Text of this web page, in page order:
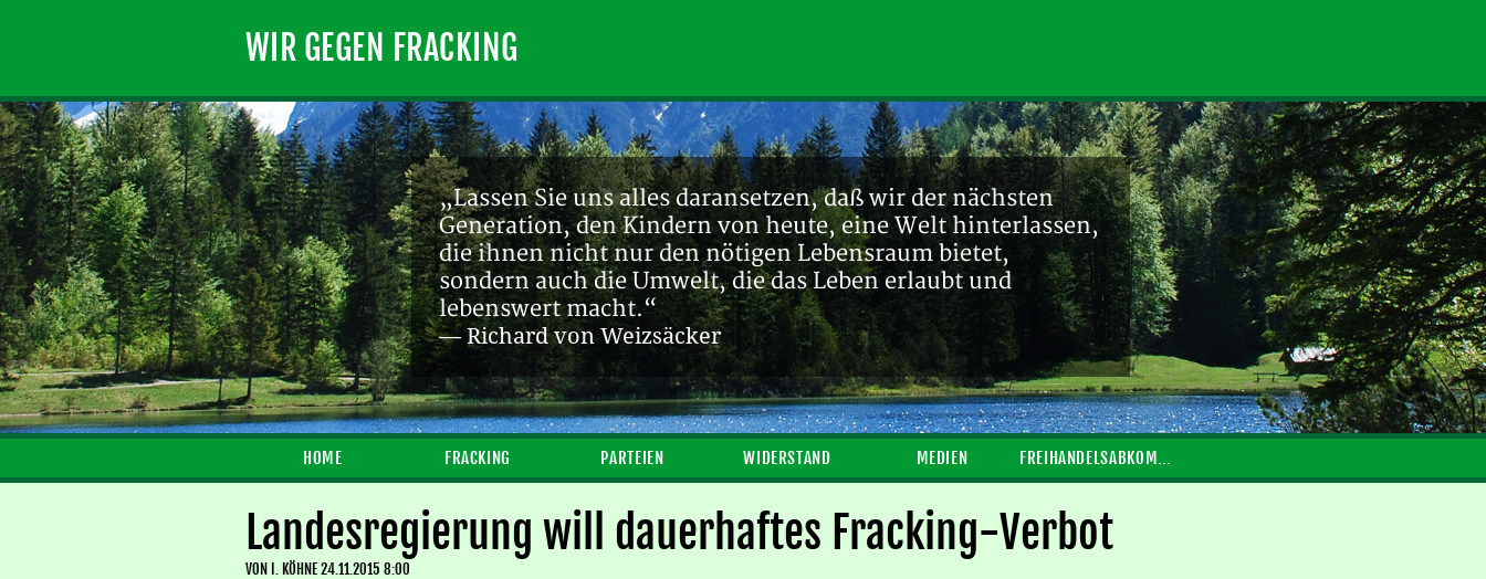
WIR GEGEN FRACKING
„Lassen Sie uns alles daransetzen, daß wir der nächsten
Generation, den Kindern von heute, eine Welt hinterlassen,
die ihnen nicht nur den nötigen Lebensraum bietet,
sondern auch die Umwelt, die das Leben erlaubt und
lebenswert macht.“
— Richard von Weizsäcker
HOME FRACKING PARTEIEN WIDERSTAND MEDIEN FREIHANDELSABKOMMEN
Landesregierung will dauerhaftes Fracking-Verbot
VON I. KÖHNE24.11.2015 8:00